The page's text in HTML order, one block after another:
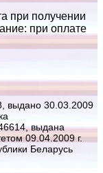
при получении
при оплате
выдано 30.03.2009
выдана
09.04.2009 г.
Беларусь